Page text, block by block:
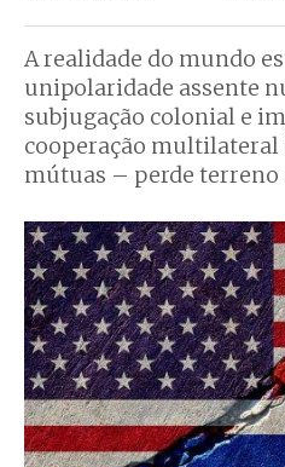
A realidade do mundo
unipolaridade assente
subjugação colonial e
cooperação multilateral
mútuas – perde terreno